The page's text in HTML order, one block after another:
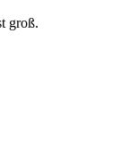
groß.